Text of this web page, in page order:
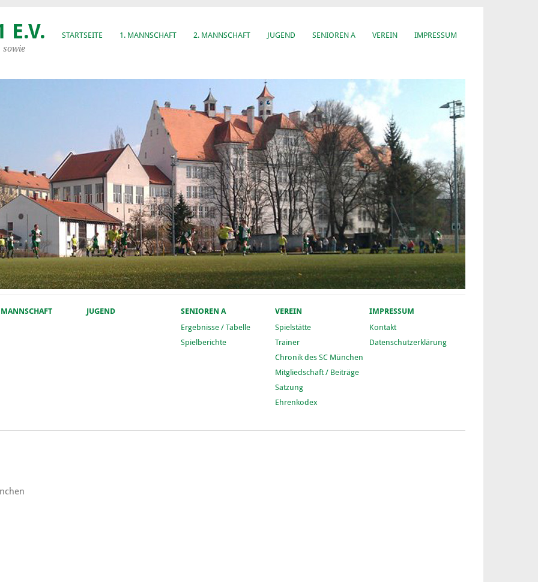
STARTSEITE 1. MANNSCHAFT 2. MANNSCHAFT JUGEND SENIOREN A VEREIN IMPRESSUM
E.V.
sowie
JUGEND
SENIOREN A
Ergebnisse / Tabelle
Spielberichte
VEREIN
Spielstätte
Trainer
Chronik des SC München
Mitgliedschaft / Beiträge
Satzung
Ehrenkodex
IMPRESSUM
Kontakt
Datenschutzerklärung